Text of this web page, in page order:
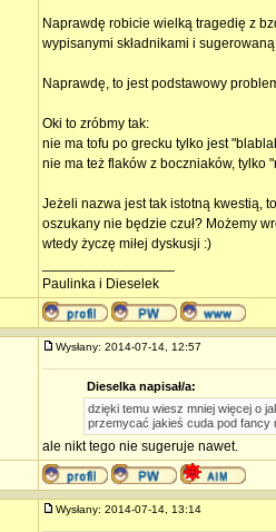
Naprawdę robicie wielką tragedię z
wypisanymi składnikami i
Naprawdę, to jest podstawowy
Oki to zróbmy tak:
nie ma tofu po grecku tylko jest
nie ma też flaków z boczniaków, tylko
Jeżeli nazwa jest tak istotną kwestią,
oszukany nie będzie czuł? Możemy
wtedy życzę miłej dyskusji :)
Paulinka i Dieselek
Wysłany: 2014-07-14, 12:57
Dieselka napisał/a:
dzięki temu wiesz mniej więcej o
przemycać jakieś cuda pod fancy
ale nikt tego nie sugeruje nawet.
Wysłany: 2014-07-14, 13:14